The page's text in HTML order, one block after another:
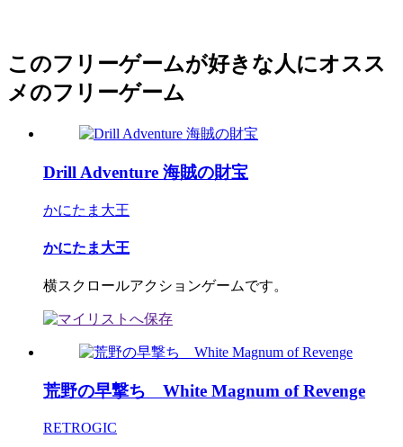
このフリーゲームが好きな人にオスス
メのフリーゲーム
Drill Adventure 海賊の財宝
かにたま大王
かにたま大王
横スクロールアクションゲームです。
荒野の早撃ち White Magnum of Revenge
RETROGIC